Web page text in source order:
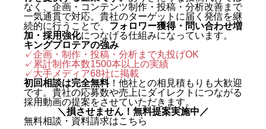
め、AIO対策（AI検索最適化）を
はじめとする最先端のAIマーケテ
ィングを実戦の現場で体得した。
2024年に株式会社キングプロテア
を創業。 実績は数字で裏づけられ
ている。SNS運用代行事業では、
自社アカウントを「札幌 SNS運用
なく、企画・コンテンツ制作・投稿・分析改善まで
一気通貫で対応。貴社のターゲットに届く発信を継
続的に行うことで、 フォロワー獲得・問い合わせ増
加・採用強化につなげる仕組みになっています。
キングプロテアの強み
✓企画・制作・投稿・分析まで丸投げOK
✓累計制作本数1500本以上の実績
✓大手メディア68社に掲載
初回相談は完全無料！他社との相見積もりも大歓迎
です。貴社の応募数や売上にダイレクトにつながる
採用動画の提案をさせていただきます。
＼損させません！無料提案実施中／
無料相談・資料請求はこちら